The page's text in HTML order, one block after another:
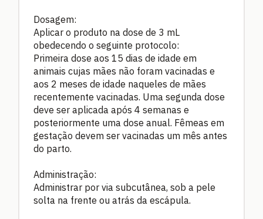
Dosagem:
Aplicar o produto na dose de 3 mL
obedecendo o seguinte protocolo:
Primeira dose aos 15 dias de idade em
animais cujas mães não foram vacinadas e
aos 2 meses de idade naqueles de mães
recentemente vacinadas. Uma segunda dose
deve ser aplicada após 4 semanas e
posteriormente uma dose anual. Fêmeas em
gestação devem ser vacinadas um mês antes
do parto.
Administração:
Administrar por via subcutânea, sob a pele
solta na frente ou atrás da escápula.